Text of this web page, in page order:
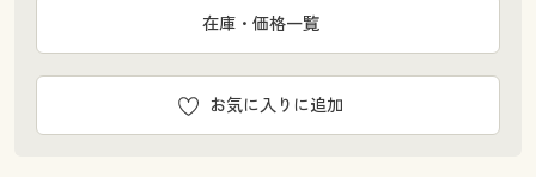
お気に入りに追加
在庫・価格一覧